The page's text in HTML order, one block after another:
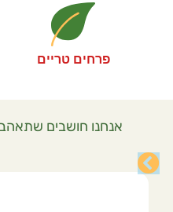
פרחים טריים
אנחנו חושבים